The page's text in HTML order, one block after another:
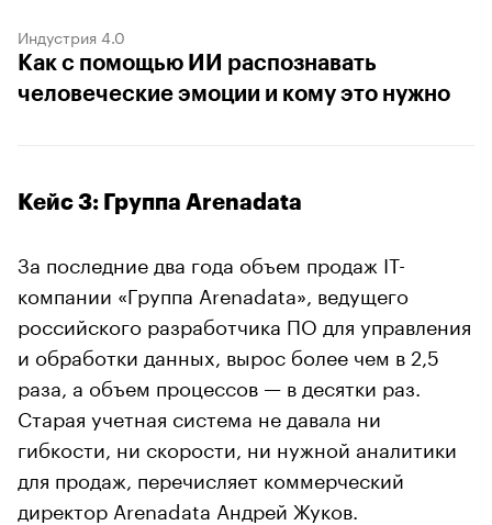
Индустрия 4.0
Как с помощью ИИ распознавать
человеческие эмоции и кому это нужно
Кейс 3: Группа Arenadata
За последние два года объем продаж IT-
компании «Группа Arenadata», ведущего
российского разработчика ПО для управления
и обработки данных, вырос более чем в 2,5
раза, а объем процессов — в десятки раз.
Старая учетная система не давала ни
гибкости, ни скорости, ни нужной аналитики
для продаж, перечисляет коммерческий
директор Arenadata Андрей Жуков.